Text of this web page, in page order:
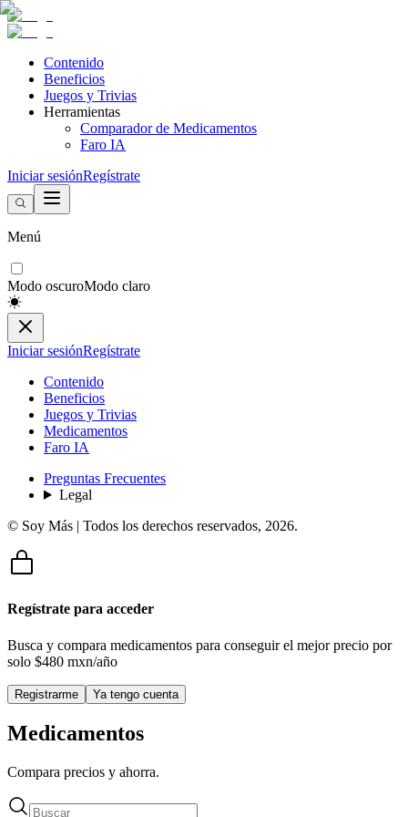
Contenido
Beneficios
Juegos y Trivias
Herramientas
Comparador de Medicamentos
Faro IA
Iniciar sesiónRegístrate
Menú
Modo oscuroModo claro
Iniciar sesiónRegístrate
Contenido
Beneficios
Juegos y Trivias
Medicamentos
Faro IA
Preguntas Frecuentes
Legal
© Soy Más | Todos los derechos reservados, 2026.
Regístrate para acceder
Busca y compara medicamentos para conseguir el mejor precio por
solo $480 mxn/año
Registrarme Ya tengo cuenta
Medicamentos
Compara precios y ahorra.